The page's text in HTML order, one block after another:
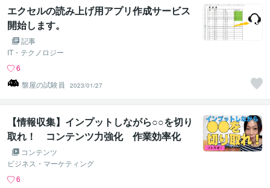
エクセルの読み上げ用アプリ作成サービス
開始します。
記事
IT・テクノロジー
6
盤屋の試験員
2023/01/27
【情報収集】インプットしながら○○を切り
取れ！ コンテンツ力強化 作業効率化
コンテンツ
ビジネス・マーケティング
6